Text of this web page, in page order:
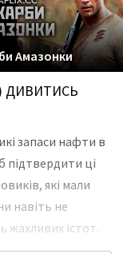
Амазонки
ДИВИТИСЬ
запаси нафти в
підтвердити ці
які мали
навіть не
жахливих істот.
черви, і